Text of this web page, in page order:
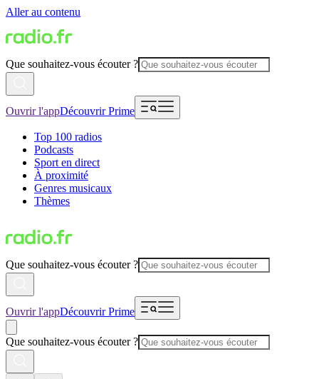
Aller au contenu
Que souhaitez-vous écouter ?
Ouvrir l'appDécouvrir Prime
Top 100 radios
Podcasts
Sport en direct
À proximité
Genres musicaux
Thèmes
Que souhaitez-vous écouter ?
Ouvrir l'appDécouvrir Prime
Que souhaitez-vous écouter ?